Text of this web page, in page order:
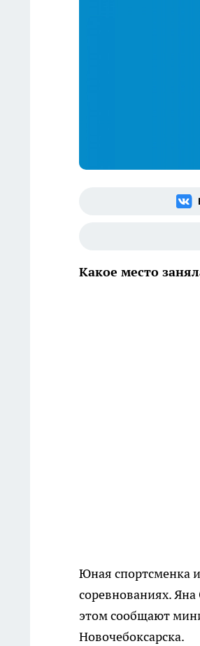
Какое место
Юная спортсменка
соревнованиях. Яна
этом сообщают
Новочебоксарска.